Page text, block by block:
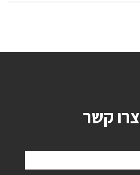
צרו קשר